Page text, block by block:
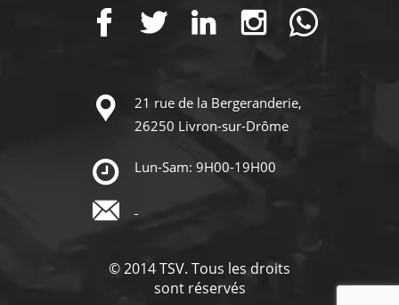
21 rue de la Bergeranderie,
26250 Livron-sur-Drôme
Lun-Sam: 9H00-19H00
© 2014 TSV. Tous les droits
sont réservés